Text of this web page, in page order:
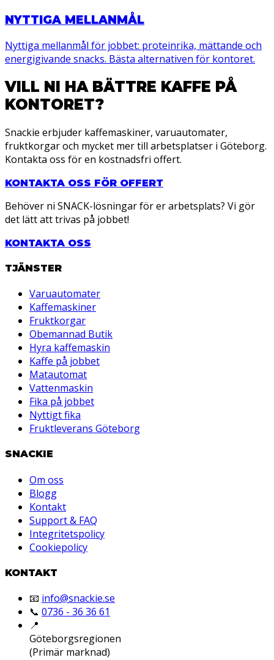
NYTTIGA MELLANMÅL
Nyttiga mellanmål för jobbet: proteinrika, mättande och
energigivande snacks. Bästa alternativen för kontoret.
VILL NI HA BÄTTRE KAFFE PÅ
KONTORET?
Snackie erbjuder kaffemaskiner, varuautomater,
fruktkorgar och mycket mer till arbetsplatser i Göteborg.
Kontakta oss för en kostnadsfri offert.
KONTAKTA OSS FÖR OFFERT
Behöver ni SNACK-lösningar för er arbetsplats? Vi gör
det lätt att trivas på jobbet!
KONTAKTA OSS
TJÄNSTER
Varuautomater
Kaffemaskiner
Fruktkorgar
Obemannad Butik
Hyra kaffemaskin
Kaffe på jobbet
Matautomat
Vattenmaskin
Fika på jobbet
Nyttigt fika
Fruktleverans Göteborg
SNACKIE
Om oss
Blogg
Kontakt
Support & FAQ
Integritetspolicy
Cookiepolicy
KONTAKT
📧 info@snackie.se
📞 0736 - 36 36 61
📍
Göteborgsregionen
(Primär marknad)